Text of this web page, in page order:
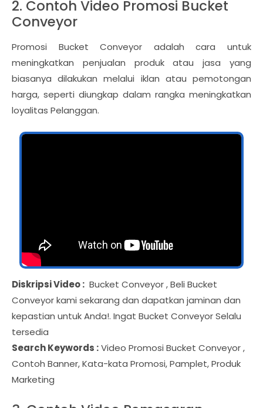
2. Contoh Video Promosi Bucket
Conveyor
Promosi Bucket Conveyor adalah cara untuk
meningkatkan penjualan produk atau jasa yang
biasanya dilakukan melalui iklan atau pemotongan
harga, seperti diungkap dalam rangka meningkatkan
loyalitas Pelanggan.
Diskripsi Video : Bucket Conveyor , Beli Bucket
Conveyor kami sekarang dan dapatkan jaminan dan
kepastian untuk Anda!. Ingat Bucket Conveyor Selalu
tersedia
Search Keywords :Video Promosi Bucket Conveyor ,
Contoh Banner, Kata-kata Promosi, Pamplet, Produk
Marketing